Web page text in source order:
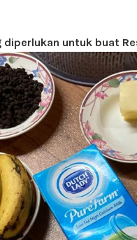
diperlukan untuk buat